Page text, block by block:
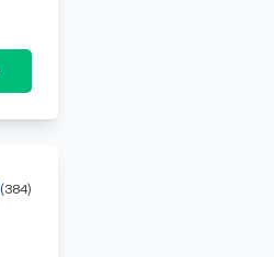
(384)